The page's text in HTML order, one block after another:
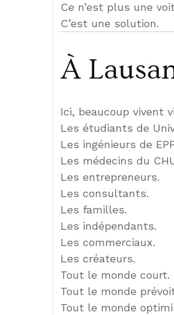
Ce n’est plus une
C’est une solution.
À
Ici, beaucoup vivent
Les étudiants de
Les ingénieurs de
Les médecins du
Les entrepreneurs.
Les consultants.
Les familles.
Les indépendants.
Les commerciaux.
Les créateurs.
Tout le monde court.
Tout le monde
Tout le monde